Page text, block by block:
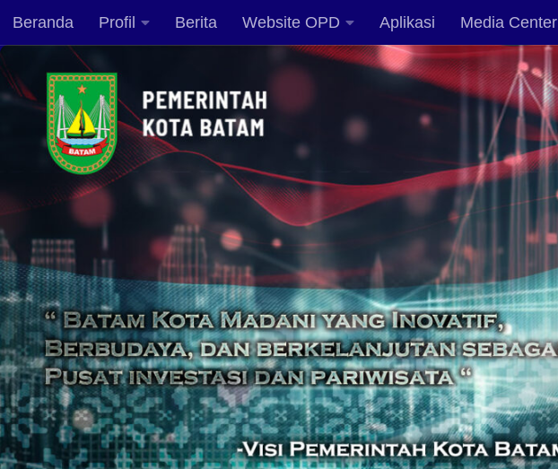
Skip to content
Beranda Profil Berita Website OPD Aplikasi Media Center